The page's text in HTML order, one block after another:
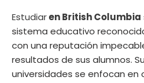
Estudiaren British Columbia
sistema educativo
con una reputación
resultados de sus alumnos.
universidades se enfocan en